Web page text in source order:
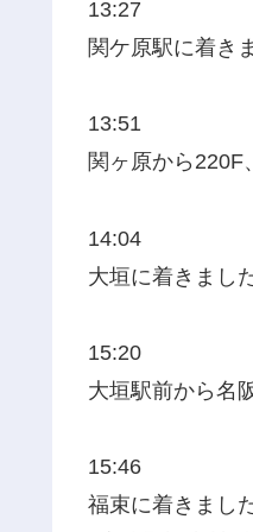
13:27
関ケ原駅に着き
13:51
関ヶ原から220F
14:04
大垣に着きました
15:20
大垣駅前から名
15:46
福束に着きまし